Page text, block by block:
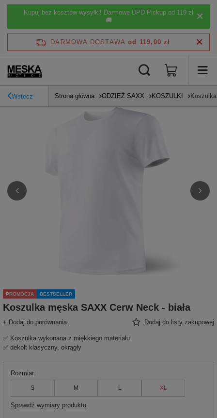
Kupuj bez kosztów wysyłki! Darmowe DPD Pickup od 119 zł
🚚
DARMOWA DOSTAWA od 119,00 zł
Wstecz Strona główna ODZIEŻ SAXX KOSZULKI
PROMOCJA BESTSELLER
Koszulka męska SAXX Cerw Neck - biała
+ Dodaj do porównania Dodaj do listy zakupowej
✅ Koszulka wykonana z miękkiego materiału
✅ dekolt klasyczny, okrągły
Rozmiar
S M L XL
Sprawdź wymiary produktu